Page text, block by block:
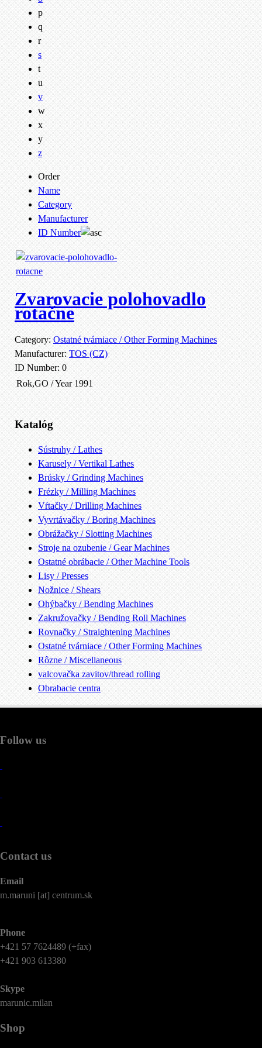
p
q
r
s
t
u
v
w
x
y
z
Order
Name
Category
Manufacturer
ID Number
Zvarovacie polohovadlo
rotačne
Category:Ostatné tvárniace / Other Forming Machines
Manufacturer: TOS (CZ)
ID Number:0
Rok,GO / Year 1991
Katalóg
Sústruhy / Lathes
Karusely / Vertikal Lathes
Brúsky / Grinding Machines
Frézky / Milling Machines
Vŕtačky / Drilling Machines
Vyvrtávačky / Boring Machines
Obrážačky / Slotting Machines
Stroje na ozubenie / Gear Machines
Ostatné obrábacie / Other Machine Tools
Lisy / Presses
Nožnice / Shears
Ohýbačky / Bending Machines
Zakružovačky / Bending Roll Machines
Rovnačky / Straightening Machines
Ostatné tvárniace / Other Forming Machines
Rôzne / Miscellaneous
valcovačka zavitov/thread rolling
Obrabacie centra
Follow us
Contact us
Email
m.maruni [at] centrum.sk
Phone
+421 57 7624489 (+fax)
+421 903 613380
Skype
marunic.milan
Shop